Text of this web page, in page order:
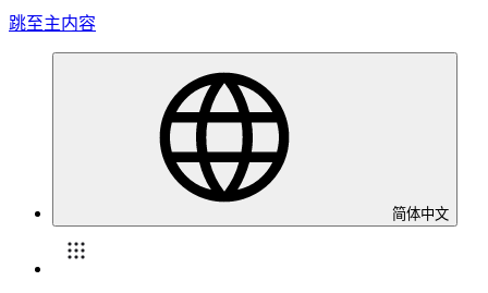
跳至主内容
简体中文